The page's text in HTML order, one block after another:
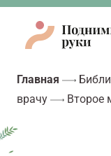
Главная
врачу
Второе